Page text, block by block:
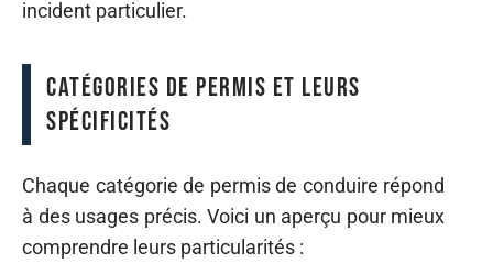
incident particulier.
Catégories de permis et leurs
spécificités
Chaque catégorie de permis de conduire répond
à des usages précis. Voici un aperçu pour mieux
comprendre leurs particularités :